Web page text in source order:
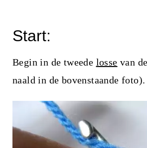
Start:
Begin in de tweede losse van
naald in de bovenstaande foto).